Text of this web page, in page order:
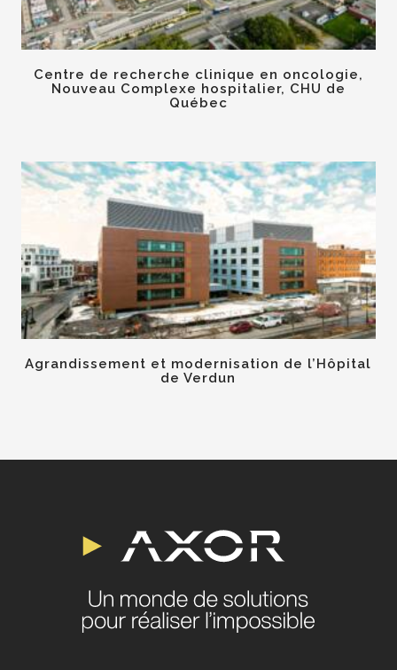
Centre de recherche clinique en oncologie,
Nouveau Complexe hospitalier, CHU de
Québec
Agrandissement et modernisation de l’Hôpital
de Verdun